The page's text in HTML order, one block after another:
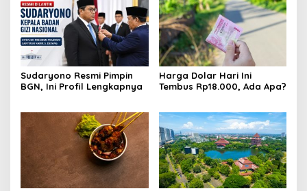
Sudaryono Resmi Pimpin
BGN, Ini Profil Lengkapnya
Harga Dolar Hari Ini
Tembus Rp18.000, Ada Apa?